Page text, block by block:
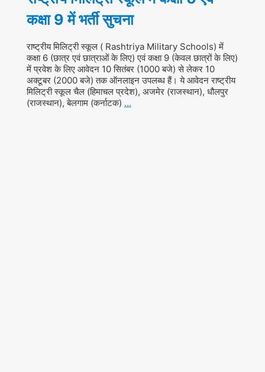
कक्षा 9 में भर्ती सुचना
राष्ट्रीय मिलिट्री स्कूल ( Rashtriya Military Schools) में
कक्षा 6 (छात्र एवं छात्राओं के लिए) एवं कक्षा 9 (केवल छात्रों के लिए)
में प्रवेश के लिए आवेदन 10 सितंबर (1000 बजे) से लेकर 10
अक्टूबर (2000 बजे) तक ऑनलाइन उपलब्ध हैं। ये आवेदन राष्ट्रीय
मिलिट्री स्कूल चैल (हिमाचल प्रदेश), अजमेर (राजस्थान), धौलपुर
(राजस्थान), बेलगाम (कर्नाटक) …